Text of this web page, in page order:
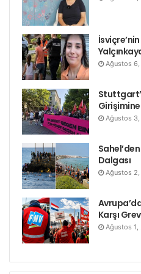
armatörlerin ve liman
sendika düşmanlığına ve
düşmanlığına karşıdır”
Liman işçilerinin talepleri
Eşit işe eşit ücret,
Tüm liman işçileri için toplu
sözleşme,
İstihdamı ve gelişim
kurulması, buralarda
İşçiler lehine sosyal
Ağustos
Girişimine
Ağustos
Dalgası
Ağustos
Karşı
Ağustos 1,